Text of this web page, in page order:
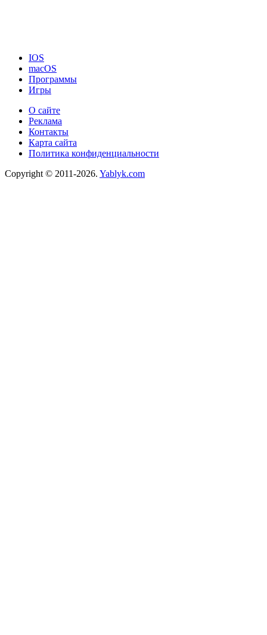
IOS
macOS
Программы
Игры
О сайте
Реклама
Контакты
Карта сайта
Политика конфиденциальности
Copyright © 2011-2026. Yablyk.сom